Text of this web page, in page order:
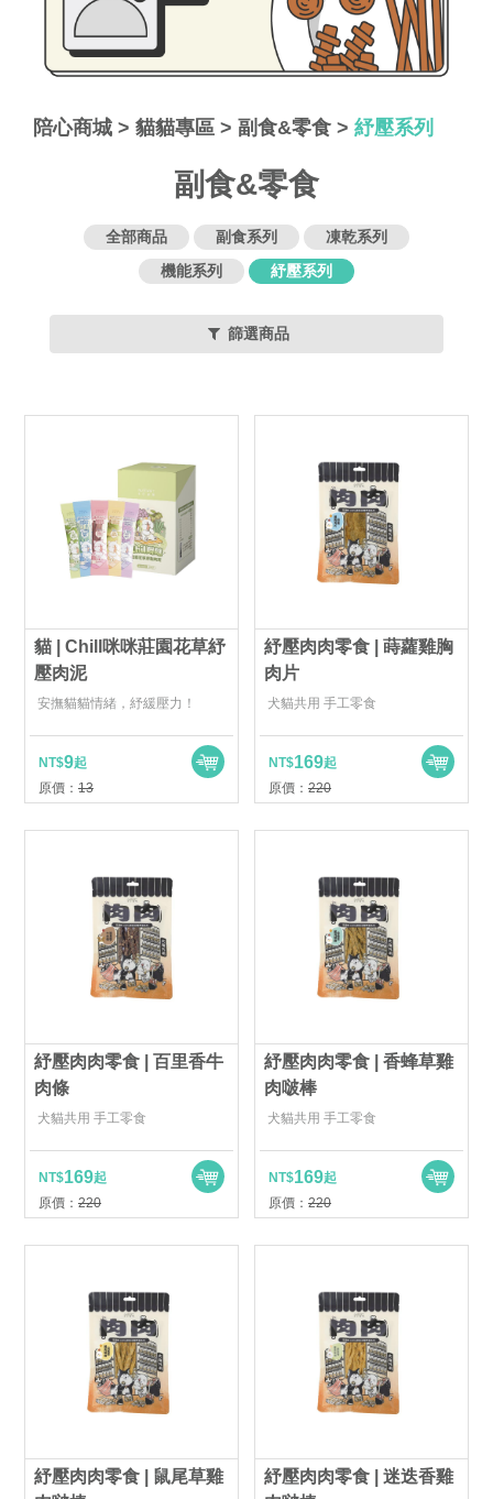
陪心商城 > 貓貓專區 > 副食&零食 > 紓壓系列
副食&零食
全部商品 副食系列
凍乾系列
機能系列
紓壓系列
篩選商品
貓 | Chill咪咪莊園花草紓
壓肉泥
安撫貓貓情緒，紓緩壓力！
NT$9起
原價： 13
紓壓肉肉零食 | 蒔蘿雞胸
肉片
犬貓共用 手工零食
NT$169起
原價： 220
紓壓肉肉零食 | 百里香牛
肉條
犬貓共用 手工零食
NT$169起
原價： 220
紓壓肉肉零食 | 香蜂草雞
肉啵棒
犬貓共用 手工零食
NT$169起
原價： 220
紓壓肉肉零食 | 鼠尾草雞
紓壓肉肉零食 | 迷迭香雞